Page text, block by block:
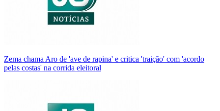
Zema chama Aro de 'ave de rapina' e critica 'traição' com 'acordo
pelas costas' na corrida eleitoral